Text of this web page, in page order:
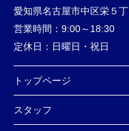
愛知県名古屋市中区栄５
営業時間： 9:00～18:30
定休日： 日曜日・祝日
トップページ
スタッフ